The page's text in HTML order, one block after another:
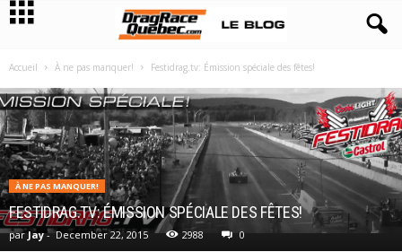
Accueil À ne pas manquer! Festidrag.tv: Émission spéciale des fêtes!
À NE PAS MANQUER!
FESTIDRAG.TV: ÉMISSION SPÉCIALE DES FÊTES!
par Jay- December 22, 2015 2988 0